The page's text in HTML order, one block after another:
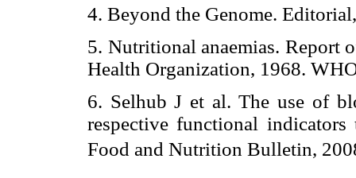
4. Beyond the Genome.
5. Nutritional anaemias. Report
Health Organization, 1968.
6. Selhub J et al. The use of
respective functional
Food and Nutrition Bulletin,